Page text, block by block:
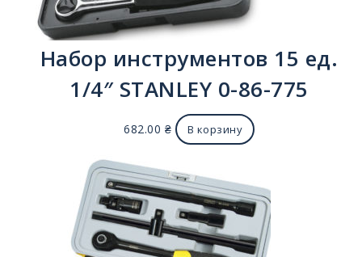
Набор инструментов 15 ед.
1/4″ STANLEY 0-86-775
682.00 ₴ В корзину